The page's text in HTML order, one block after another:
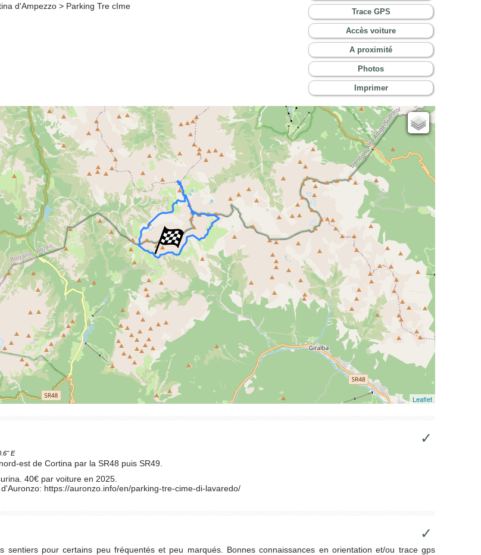
d'Ampezzo > Parking Tre cIme
Trace GPS
Accès voiture
A proximité
Photos
Imprimer
Cartes IGN
Open Topo Map
Open Street Map
ESRI Word Imagery
Leaflet
✓
E
est de Cortina par la SR48 puis SR49.
40€ par voiture en 2025.
https://auronzo.info/en/parking-tre-cime-di-lavaredo/
✓
sentiers pour certains peu fréquentés et peu marqués. Bonnes connaissances en orientation et/ou trace gps